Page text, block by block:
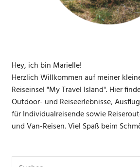
Hey, ich bin Marielle!
Herzlich Willkommen auf meiner
Reiseinsel "My Travel Island". Hier
Outdoor- und Reiseerlebnisse,
für Individualreisende sowie
und Van-Reisen. Viel Spaß beim